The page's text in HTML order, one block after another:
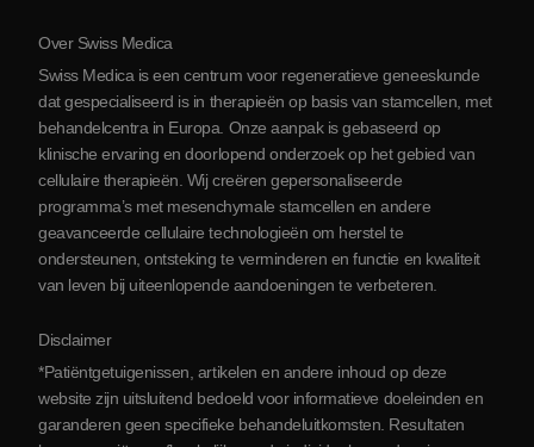
Over Servië
Partnerschap
Contact opnemen
Over Swiss Medica
Swiss Medica is een centrum voor regeneratieve geneeskunde
dat gespecialiseerd is in therapieën op basis van stamcellen, met
behandelcentra in Europa. Onze aanpak is gebaseerd op
klinische ervaring en doorlopend onderzoek op het gebied van
cellulaire therapieën. Wij creëren gepersonaliseerde
programma’s met mesenchymale stamcellen en andere
geavanceerde cellulaire technologieën om herstel te
ondersteunen, ontsteking te verminderen en functie en kwaliteit
van leven bij uiteenlopende aandoeningen te verbeteren.
Disclaimer
*Patiëntgetuigenissen, artikelen en andere inhoud op deze
website zijn uitsluitend bedoeld voor informatieve doeleinden en
garanderen geen specifieke behandeluitkomsten. Resultaten